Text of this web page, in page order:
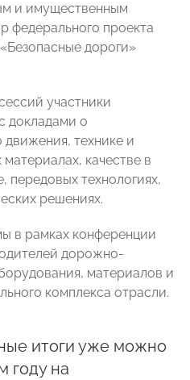
и имущественным
федерального проекта
дороги»
участники
докладами о
технике и
качестве в
передовых технологиях,
решениях.
в рамках конференции
дорожно-
материалов и
комплекса отрасли.
итоги уже можно
году на